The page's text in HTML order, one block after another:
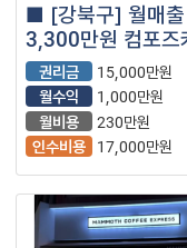
■ [강북구] 월매출
3,300만원 컴포즈
양도양수 창업｜추
급매물 (프랜차이즈
저가커피｜카페)
권리금
15,000만원
월수익
1,000만원
월비용
230만원
인수비용
17,000만원